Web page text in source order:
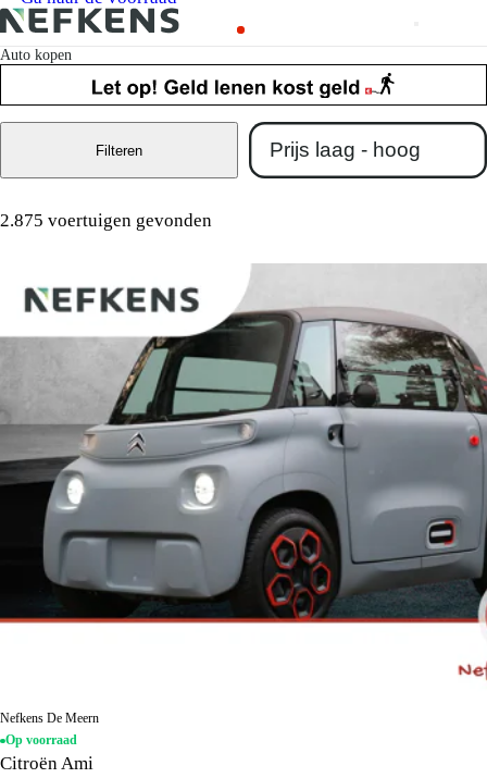
Auto kopen
2.875 voertuigen gevonden
Filteren
Nefkens De Meern
Op voorraad
Citroën Ami